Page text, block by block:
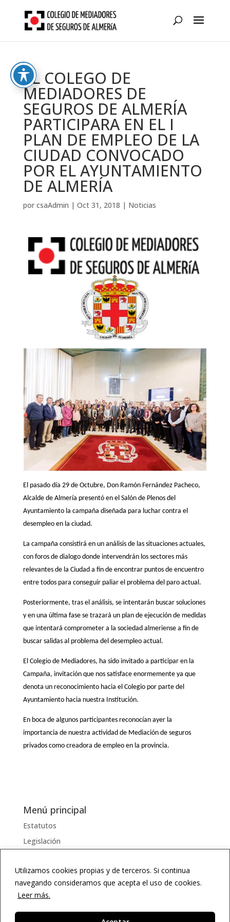
content
Utilizamos cookies propias y de terceros. Si continua
navegando consideramos que acepta el uso de cookies.
Leer más.
EL COLEGO DE
MEDIADORES DE
SEGUROS DE ALMERÍA
PARTICIPARA EN EL I
PLAN DE EMPLEO DE LA
CIUDAD CONVOCADO
POR EL AYUNTAMIENTO
DE ALMERÍA
por csaAdmin | Oct 31, 2018 | Noticias
El pasado día 29 de Octubre, Don Ramón Fernández Pacheco,
Alcalde de Almería presentó en el Salón de Plenos del
Ayuntamiento la campaña diseñada para luchar contra el
desempleo en la ciudad.
La campaña consistirá en un análisis de las situaciones actuales,
con foros de dialogo donde intervendrán los sectores más
relevantes de la Ciudad a fin de encontrar puntos de encuentro
entre todos para conseguir paliar el problema del paro actual.
Posteriormente, tras el análisis, se intentarán buscar soluciones
y en una última fase se trazará un plan de ejecución de medidas
que intentará comprometer a la sociedad almeriense a fin de
buscar salidas al problema del desempleo actual.
El Colegio de Mediadores, ha sido invitado a participar en la
Campaña, invitación que nos satisface enormemente ya que
denota un reconocimiento hacia el Colegio por parte del
Ayuntamiento hacia nuestra Institución.
En boca de algunos participantes reconocían ayer la
importancia de nuestra actividad de Mediación de seguros
privados como creadora de empleo en la provincia.
Menú principal
Estatutos
Legislación
Documentos
Enlaces